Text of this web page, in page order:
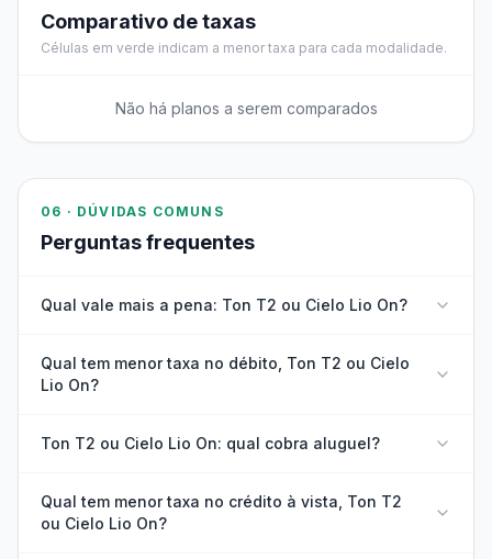
Comparativo de taxas
Células em verde indicam a menor taxa para cada modalidade.
Não há planos a serem comparados
06 · DÚVIDAS COMUNS
Perguntas frequentes
Qual vale mais a pena: Ton T2 ou Cielo Lio On?
Qual tem menor taxa no débito, Ton T2 ou Cielo
Lio On?
Ton T2 ou Cielo Lio On: qual cobra aluguel?
Qual tem menor taxa no crédito à vista, Ton T2
ou Cielo Lio On?